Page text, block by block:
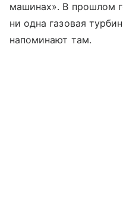
машинах». В прошлом
ни одна газовая
напоминают там.